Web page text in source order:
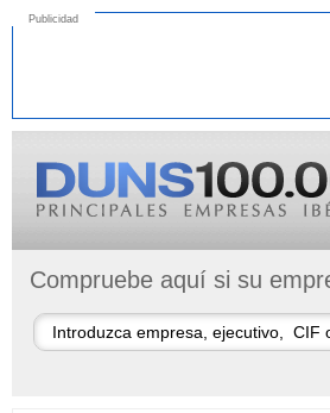
Publicidad
Compruebe aquí si su